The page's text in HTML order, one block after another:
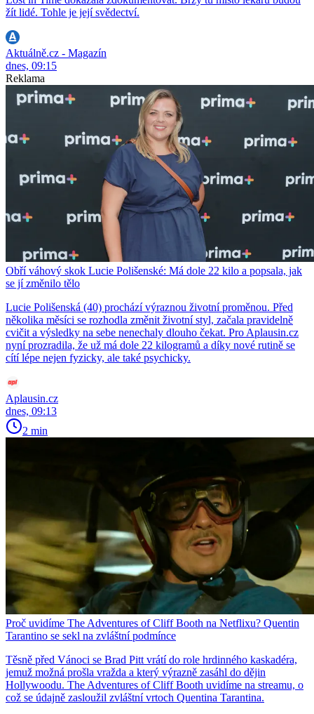
žít lidé. Tohle je její svědectví.
Aktuálně.cz - Magazín
dnes, 09:15
Reklama
Obří váhový skok Lucie Polišenské: Má dole 22 kilo a popsala, jak
se jí změnilo tělo
Lucie Polišenská (40) prochází výraznou životní proměnou. Před
několika měsíci se rozhodla změnit životní styl, začala pravidelně
cvičit a výsledky na sebe nenechaly dlouho čekat. Pro Aplausin.cz
nyní prozradila, že už má dole 22 kilogramů a díky nové rutině se
cítí lépe nejen fyzicky, ale také psychicky.
Aplausin.cz
dnes, 09:13
2 min
Proč uvidíme The Adventures of Cliff Booth na Netflixu? Quentin
Tarantino se sekl na zvláštní podmínce
Těsně před Vánoci se Brad Pitt vrátí do role hrdinného kaskadéra,
jemuž možná prošla vražda a který výrazně zasáhl do dějin
Hollywoodu. The Adventures of Cliff Booth uvidíme na streamu, o
což se údajně zasloužil zvláštní vrtoch Quentina Tarantina.